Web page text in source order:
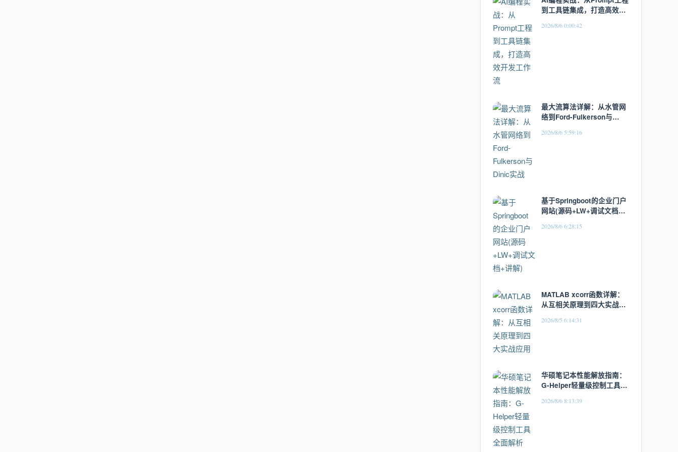
到工具链集成，打造高效开
2026/8/6 0:00:42
最大流算法详解：从水管网
络到Ford-Fulkerson与
2026/8/6 5:59:16
基于Springboot的企业门户
网站(源码+LW+调试文档
2026/8/6 6:28:15
MATLAB xcorr函数详解：
从互相关原理到四大实战应
2026/8/5 6:14:31
华硕笔记本性能解放指南：
G-Helper轻量级控制工具全
2026/8/6 8:13:39